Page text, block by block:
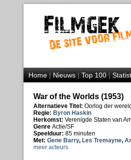
Home|Nieuws|Top 100|
War of the Worlds (1953)
Alternatieve Titel: Oorlog der
Regie: Byron Haskin
Herkomst: Verenigde Staten van
Genre Actie/SF
Speelduur: 85 minuten
Met: Gene Barry, Les Tremayne,
meer acteurs